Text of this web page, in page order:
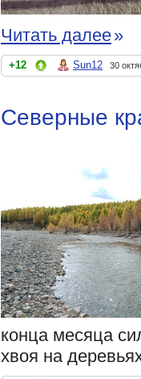
Читать далее»
+12 Sun12 30
Северные
конца месяца
хвоя на